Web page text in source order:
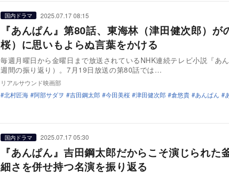
国内ドラマ 2025.07.17 08:15
『あんぱん』第80話、東海林（津田健次郎）が
桜）に思いもよらぬ言葉をかける
毎週月曜日から金曜日まで放送されているNHK連続テレビ小説『あ
週間の振り返り）。7月19日放送の第80話では…
リアルサウンド映画部
北村匠海
阿部サダヲ 吉田鋼太郎 今田美桜 津田健次郎 倉悠貴 あんぱん
国内ドラマ 2025.07.17 05:30
『あんぱん』吉田鋼太郎だからこそ演じられ
細さを併せ持つ名演を振り返る